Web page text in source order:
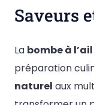
Saveurs
La bombe à l’ail
préparation
naturel aux